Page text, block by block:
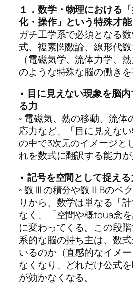
１．数学・物理における
化・操作」という特殊才能
ガチ工学系で必須となる
式、複素関数論、線形代
（電磁気学、流体力学、
のような特殊な脳の働きを
• 目に見えない現象を脳
る力
◦ 電磁気、熱の移動、流体
応力など、「目に見えな
の中で3次元のイメージと
れを数式に翻訳する能力が
• 記号を空間として捉える
◦ 数Ⅲの積分や数ⅡBのベ
りから、数学は単なる「
なく、「空間や概toua念を
に変わってくる。この段
系的な脳の持ち主は、数
いるのか（直感的なイメ
なくなり、どれだけ公式
が効かなくなる。